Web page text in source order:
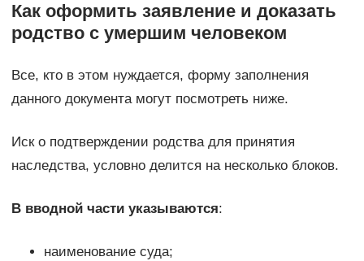
Как оформить заявление и доказать
родство с умершим человеком
Все, кто в этом нуждается, форму заполнения
данного документа могут посмотреть ниже.
Иск о подтверждении родства для принятия
наследства, условно делится на несколько блоков.
В вводной части указываются:
наименование суда;